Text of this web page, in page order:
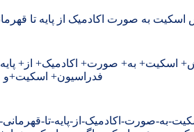
اسکیت به صورت اکادمیک از پایه تا
اسکیت+ به+ صورت+ اکادمیک+ از+
فدراسیون+ اسکیت+و
به-صورت-اکادمیک-از-پایه-تا-